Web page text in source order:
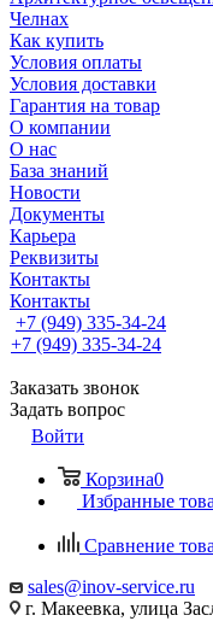
Челнах
Как купить
Условия оплаты
Условия доставки
Гарантия на товар
О компании
О нас
База знаний
Новости
Документы
Карьера
Реквизиты
Контакты
Контакты
+7 (949) 335-34-24
+7 (949) 335-34-24
Заказать звонок
Задать вопрос
Войти
Корзина0
Избранные
Сравнение
sales@inov-service.ru
г. Макеевка, улица